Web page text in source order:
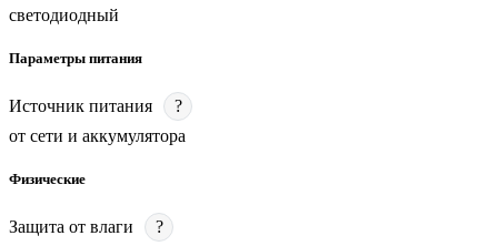
светодиодный
Параметры питания
Источник питания
?
от сети и аккумулятора
Физические
Защита от влаги
?